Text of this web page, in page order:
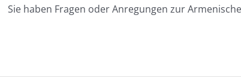
Sie haben Fragen oder Anregungen zur